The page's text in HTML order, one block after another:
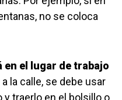
no se coloca
en el lugar de trabajo
la calle, se debe usar